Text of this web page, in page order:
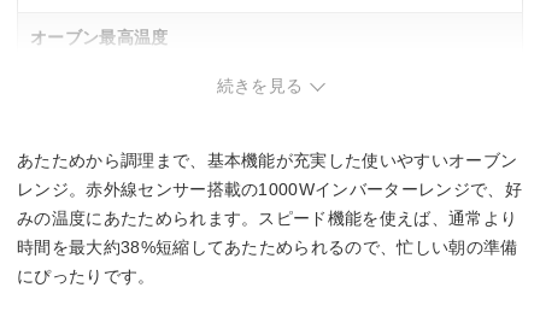
オーブン最高温度
1000 W
自動お手入れ
–
続きを見る
あたためから調理まで、基本機能が充実した使いやすいオーブン
レンジ。赤外線センサー搭載の1000Wインバーターレンジで、好
みの温度にあたためられます。スピード機能を使えば、通常より
時間を最大約38%短縮してあたためられるので、忙しい朝の準備
にぴったりです。